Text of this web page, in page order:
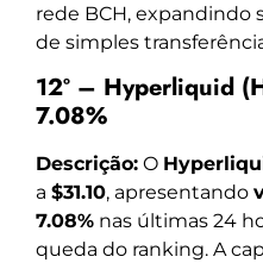
rede BCH, expandindo
de simples
12º – Hyperliquid
7.08%
Descrição: O
a $31.10, apresentando
7.08% nas últimas 24
queda do ranking. A